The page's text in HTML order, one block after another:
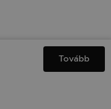
Tovább